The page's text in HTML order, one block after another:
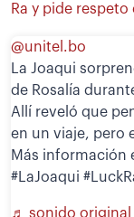
Ra y pide
@unitel.bo
La Joaqui
de Rosalía
Allí reveló que
en un viaje, pero
Más información
#LaJoaqui
♬ sonido original